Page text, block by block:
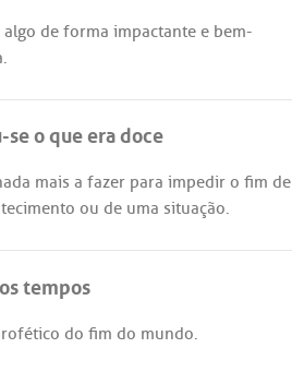
algo de forma impactante e bem-
.
se o que era doce
mais a fazer para impedir o fim de
ou de uma situação.
tempos
do fim do mundo.